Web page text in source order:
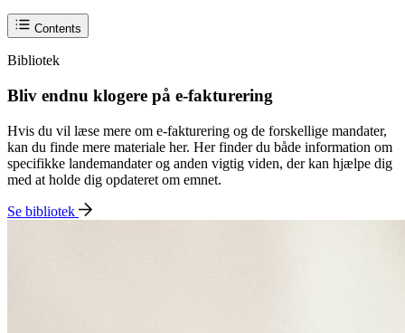
Contents
Bibliotek
Bliv endnu klogere på e-fakturering
Hvis du vil læse mere om e-fakturering og de forskellige mandater,
kan du finde mere materiale her. Her finder du både information om
specifikke landemandater og anden vigtig viden, der kan hjælpe dig
med at holde dig opdateret om emnet.
Se bibliotek